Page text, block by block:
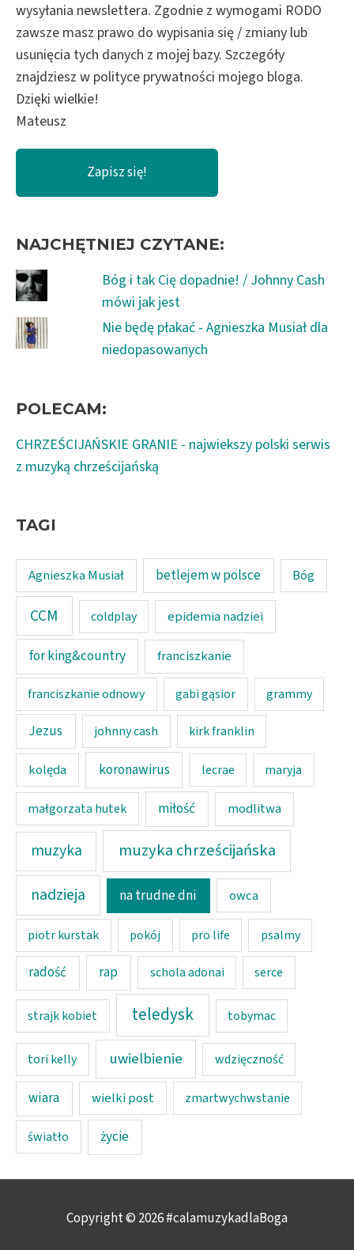
wysyłania newslettera. Zgodnie z wymogami RODO
zawsze masz prawo do wypisania się / zmiany lub
usunięcia tych danych z mojej bazy. Szczegóły
znajdziesz w polityce prywatności mojego bloga.
Dzięki wielkie!
Mateusz
NAJCHĘTNIEJ CZYTANE:
Bóg i tak Cię dopadnie! / Johnny Cash
mówi jak jest
Nie będę płakać - Agnieszka Musiał dla
niedopasowanych
POLECAM:
CHRZEŚCIJAŃSKIE GRANIE - najwiekszy polski serwis
z muzyką chrześcijańską
TAGI
Agnieszka Musiał betlejem w polsce Bóg
CCM coldplay epidemia nadziei
for king&country franciszkanie
franciszkanie odnowy gabi gąsior grammy
Jezus johnny cash kirk franklin
kolęda koronawirus lecrae maryja
małgorzata hutek miłość modlitwa
muzyka muzyka chrześcijańska
nadzieja na trudne dni owca
piotr kurstak pokój pro life psalmy
radość rap schola adonai serce
strajk kobiet teledysk tobymac
tori kelly uwielbienie wdzięczność
wiara wielki post zmartwychwstanie
światło życie
Copyright © 2026#calamuzykadlaBoga